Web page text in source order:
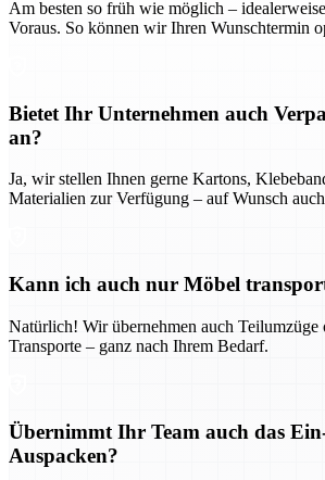
Am besten so früh wie möglich –
Voraus. So können wir Ihren Wunschtermin
Bietet Ihr Unternehmen auch
an?
Ja, wir stellen Ihnen gerne Kartons,
Materialien zur Verfügung – auf Wunsch
Kann ich auch nur Möbel
Natürlich! Wir übernehmen auch Teilumzüge
Transporte – ganz nach Ihrem Bedarf.
Übernimmt Ihr Team auch das
Auspacken?